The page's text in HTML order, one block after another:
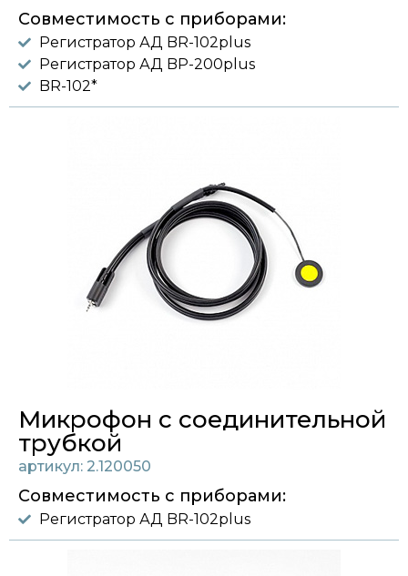
Совместимость с приборами:
Регистратор АД BR-102plus
Регистратор АД BP-200plus
BR-102*
Микрофон с соединительной
трубкой
артикул: 2.120050
Совместимость с приборами:
Регистратор АД BR-102plus